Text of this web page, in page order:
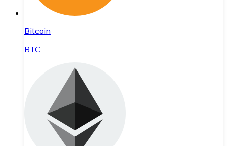
Bitcoin
BTC